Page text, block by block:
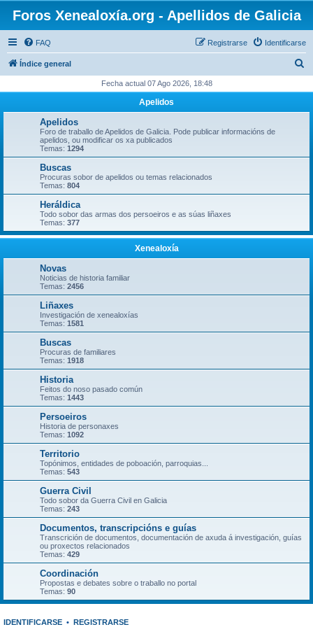
Foros Xenealoxía.org - Apellidos de Galicia
FAQ Identificarse
Registrarse
Índice general
c
Fecha actual 07 Ago 2026, 18:48
Apelidos
Apelidos
Foro de traballo de Apelidos de Galicia. Pode publicar informacións de
apelidos, ou modificar os xa publicados
Temas: 1294
Buscas
Procuras sobor de apelidos ou temas relacionados
Temas: 804
Heráldica
Todo sobor das armas dos persoeiros e as súas liñaxes
Temas: 377
Xenealoxía
Novas
Noticias de historia familiar
Temas: 2456
Liñaxes
Investigación de xenealoxías
Temas: 1581
Buscas
Procuras de familiares
Temas: 1918
Historia
Feitos do noso pasado común
Temas: 1443
Persoeiros
Historia de personaxes
Temas: 1092
Territorio
Topónimos, entidades de poboación, parroquias...
Temas: 543
Guerra Civil
Todo sobor da Guerra Civil en Galicia
Temas: 243
Documentos, transcripcións e guías
Transcrición de documentos, documentación de axuda á investigación, guías
ou proxectos relacionados
Temas: 429
Coordinación
Propostas e debates sobre o traballo no portal
Temas: 90
IDENTIFICARSE • REGISTRARSE